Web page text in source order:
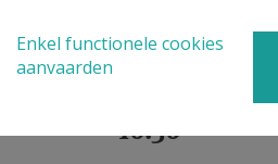
10.30
Enkel functionele cookies
aanvaarden